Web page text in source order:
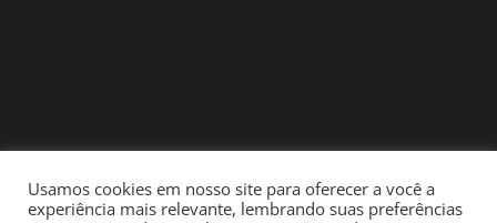
Usamos cookies em nosso site para oferecer a você a
experiência mais relevante, lembrando suas preferências